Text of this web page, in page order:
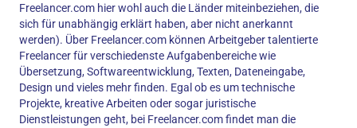
Freelancer.com hier wohl auch die Länder miteinbeziehen, die
sich für unabhängig erklärt haben, aber nicht anerkannt
werden). Über Freelancer.com können Arbeitgeber talentierte
Freelancer für verschiedenste Aufgabenbereiche wie
Übersetzung, Softwareentwicklung, Texten, Dateneingabe,
Design und vieles mehr finden. Egal ob es um technische
Projekte, kreative Arbeiten oder sogar juristische
Dienstleistungen geht, bei Freelancer.com findet man die